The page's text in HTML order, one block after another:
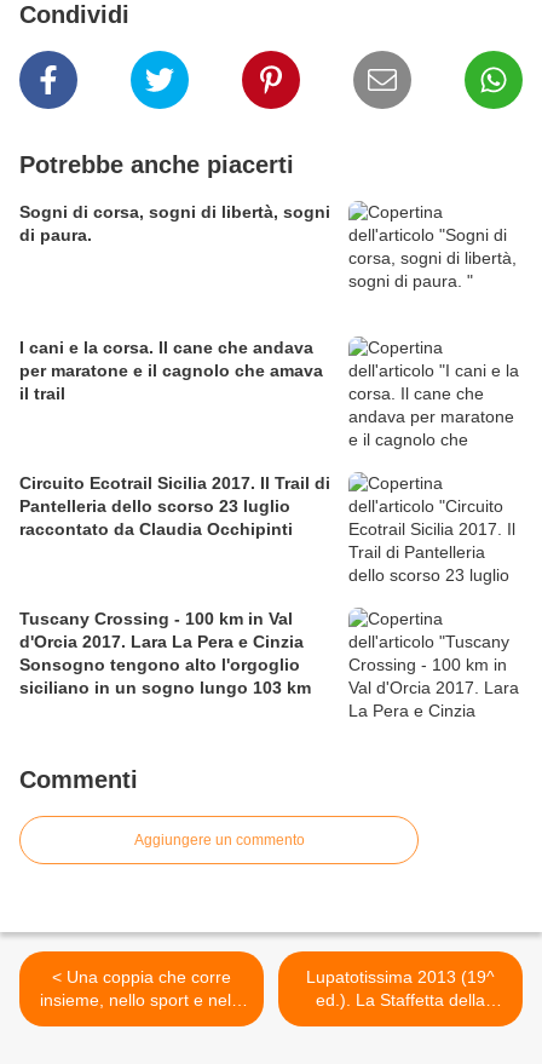
Condividi
Potrebbe anche piacerti
Sogni di corsa, sogni di libertà, sogni
di paura.
I cani e la corsa. Il cane che andava
per maratone e il cagnolo che amava
il trail
Circuito Ecotrail Sicilia 2017. Il Trail di
Pantelleria dello scorso 23 luglio
raccontato da Claudia Occhipinti
Tuscany Crossing - 100 km in Val
d'Orcia 2017. Lara La Pera e Cinzia
Sonsogno tengono alto l'orgoglio
siciliano in un sogno lungo 103 km
Commenti
Aggiungere un commento
< Una coppia che corre
insieme, nello sport e nella
vita (Elena Cifali)
Lupatotissima 2013 (19^
ed.). La Staffetta della
Speranza (11^ ed.),